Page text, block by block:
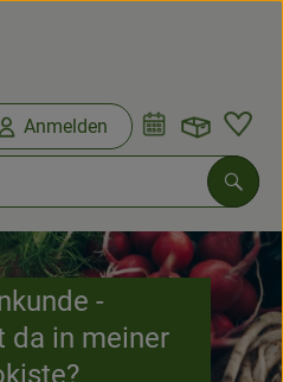
Anmelden
öffnen oder
-
da in meiner